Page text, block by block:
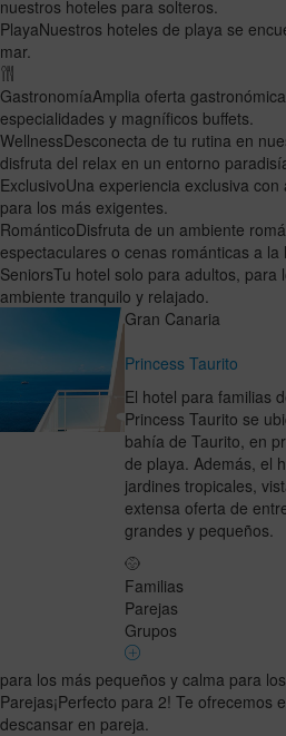
nuestros hoteles para solteros.
PlayaNuestros hoteles de playa se
mar.
GastronomíaAmplia oferta
especialidades y magníficos buffets.
WellnessDesconecta de tu rutina en
disfruta del relax en un entorno
ExclusivoUna experiencia exclusiva
para los más exigentes.
RománticoDisfruta de un ambiente
espectaculares o cenas románticas a la
SeniorsTu hotel solo para adultos, para
ambiente tranquilo y relajado.
Gran Canaria
Princess Taurito
El hotel para familias
Princess Taurito se
bahía de Taurito, en
de playa. Además, el
jardines tropicales,
extensa oferta de
grandes y pequeños.
Familias
Parejas
Grupos
para los más pequeños y calma para
Parejas¡Perfecto para 2! Te ofrecemos
descansar en pareja.